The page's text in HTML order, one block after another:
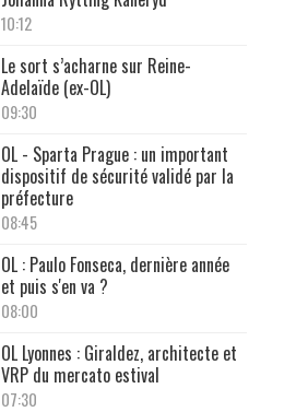
10:12
Le sort s’acharne sur Reine-
Adelaïde (ex-OL)
09:30
OL - Sparta Prague : un important
dispositif de sécurité validé par la
préfecture
08:45
OL : Paulo Fonseca, dernière année
et puis s'en va ?
08:00
OL Lyonnes : Giraldez, architecte et
VRP du mercato estival
07:30